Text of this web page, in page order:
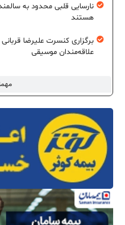
نارسایی قلبی محدود به
هستند
برگزاری کنسرت علیرضا قربانی
علاقه‌مندان موسیقی